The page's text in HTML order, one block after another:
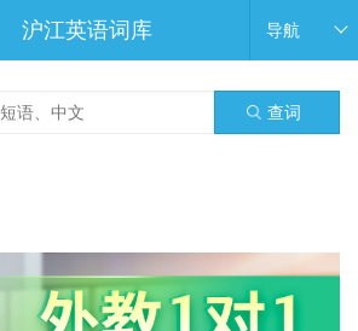
沪江英语词库 导航
查词